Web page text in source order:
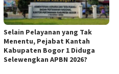
Selain Pelayanan yang Tak
Menentu, Pejabat Kantah
Kabupaten Bogor 1 Diduga
Selewengkan APBN 2026?